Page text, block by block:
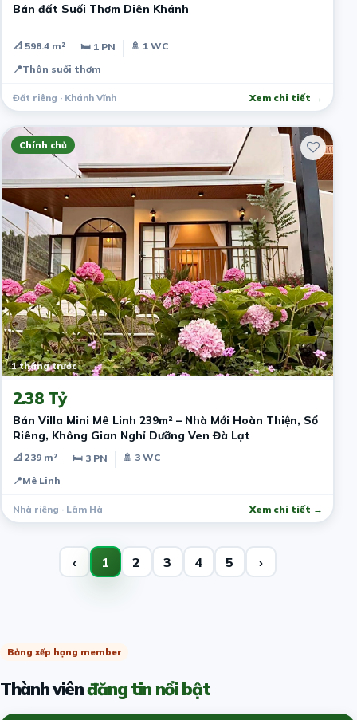
Bán đất Suối Thơm Diên Khánh
📐 598.4 m² 🛏 1 PN
🚿 1 WC
📍Thôn suối thơm
Đất riêng · Khánh Vĩnh Xem chi tiết →
Chính chủ
1 tháng trước
2.38 Tỷ
Bán Villa Mini Mê Linh 239m² – Nhà Mới Hoàn Thiện, Sổ
Riêng, Không Gian Nghỉ Dưỡng Ven Đà Lạt
📐 239 m² 🛏 3 PN
🚿 3 WC
📍Mê Linh
Nhà riêng · Lâm Hà Xem chi tiết →
‹ 1 2 3 4 5 ›
Bảng xếp hạng member
Thành viênđăng tin nổi bật